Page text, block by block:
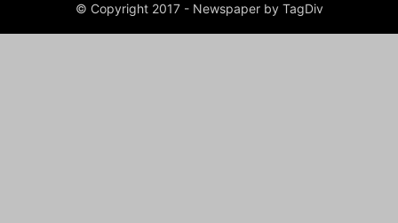
© Copyright 2017 - Newspaper by TagDiv